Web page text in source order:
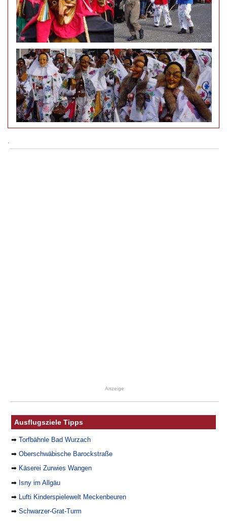
Anzeige
Ausflugsziele Tipps
➡Torfbähnle Bad Wurzach
➡Oberschwäbische Barockstraße
➡ Käserei Zurwies Wangen
➡ Isny im Allgäu
➡ Lufti Kinderspielewelt Meckenbeuren
➡Schwarzer-Grat-Turm